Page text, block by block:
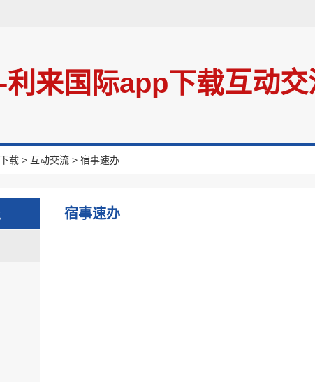
来国际app下载互动交
载 > 互动交流 > 宿事速办
宿事速办